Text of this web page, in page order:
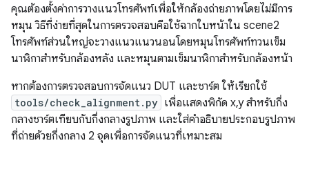
คุณต้องตั้งค่าการวางแนวโทรศัพท์เพื่อให้กล้องถ่ายภาพโดยไม่มีการ
หมุน วิธีที่ง่ายที่สุดในการตรวจสอบคือใช้ฉากใบหน้าใน scene2
โทรศัพท์ส่วนใหญ่จะวางแนวแนวนอนโดยหมุนโทรศัพท์ทวนเข็ม
นาฬิกาสำหรับกล้องหลัง และหมุนตามเข็มนาฬิกาสำหรับกล้องหน้า
หากต้องการตรวจสอบการจัดแนว DUT และชาร์ต ให้เรียกใช้
tools/check_alignment.py เพื่อแสดงพิกัด x,y สำหรับกึ่ง
กลางชาร์ตเทียบกับกึ่งกลางรูปภาพ และใส่คำอธิบายประกอบรูปภาพ
ที่ถ่ายด้วยกึ่งกลาง 2 จุดเพื่อการจัดแนวที่เหมาะสม